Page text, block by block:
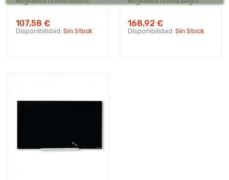
Magnética Cristal Blanco...
107,58 €
Disponibilidad: Sin Stock
Magnética Cristal Negro...
168,92 €
Disponibilidad: Sin Stock